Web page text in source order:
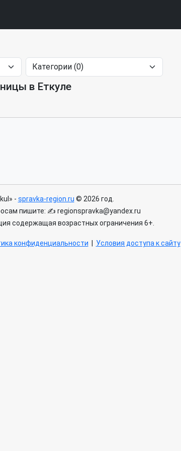
в Еткуле
- spravka-region.ru © 2026 год.
пишите: ✍ regionspravka@yandex.ru
содержащая возрастных ограничения 6+.
конфиденциальности Условия доступа к сайту